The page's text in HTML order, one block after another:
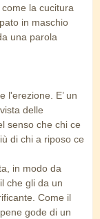
la cucitura
in maschio
una parola
l'erezione. E’ un
delle
senso che chi ce
di chi a riposo ce
in modo da
che gli da un
Come il
gode di un